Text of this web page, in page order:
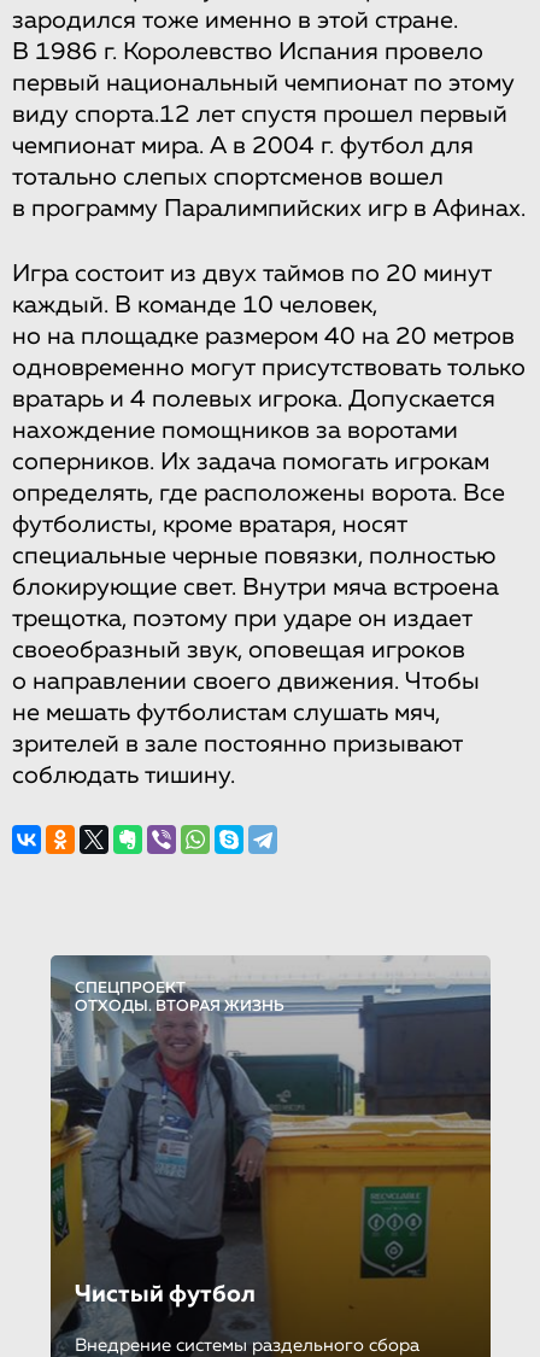
зародился тоже именно в этой стране.
В 1986 г. Королевство Испания провело
первый национальный чемпионат по этому
виду спорта.12 лет спустя прошел первый
чемпионат мира. А в 2004 г. футбол для
тотально слепых спортсменов вошел
в программу Паралимпийских игр в Афинах.
Игра состоит из двух таймов по 20 минут
каждый. В команде 10 человек,
но на площадке размером 40 на 20 метров
одновременно могут присутствовать только
вратарь и 4 полевых игрока. Допускается
нахождение помощников за воротами
соперников. Их задача помогать игрокам
определять, где расположены ворота. Все
футболисты, кроме вратаря, носят
специальные черные повязки, полностью
блокирующие свет. Внутри мяча встроена
трещотка, поэтому при ударе он издает
своеобразный звук, оповещая игроков
о направлении своего движения. Чтобы
не мешать футболистам слушать мяч,
зрителей в зале постоянно призывают
соблюдать тишину.
СПЕЦПРОЕКТ
ОТХОДЫ. ВТОРАЯ ЖИЗНЬ
Чистый футбол
Внедрение системы раздельного сбора